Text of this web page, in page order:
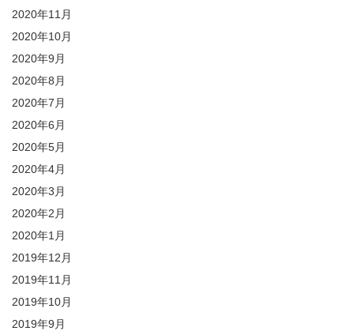
2020年11月
2020年10月
2020年9月
2020年8月
2020年7月
2020年6月
2020年5月
2020年4月
2020年3月
2020年2月
2020年1月
2019年12月
2019年11月
2019年10月
2019年9月